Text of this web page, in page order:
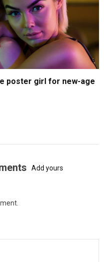
poster girl for new-age
Add yours